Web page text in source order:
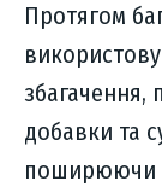
Протягом
збагачення,
добавки та
поширюючи